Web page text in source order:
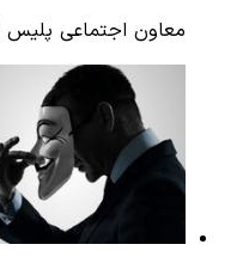
معاون اجتماعی پلیس